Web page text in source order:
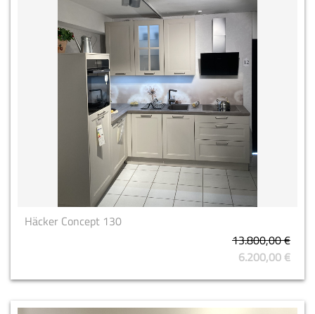
Häcker Concept 130
13.800,00 €
6.200,00 €